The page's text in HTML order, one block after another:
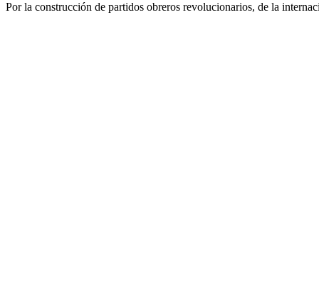
Por la construcción de partidos obreros revolucionarios, de la